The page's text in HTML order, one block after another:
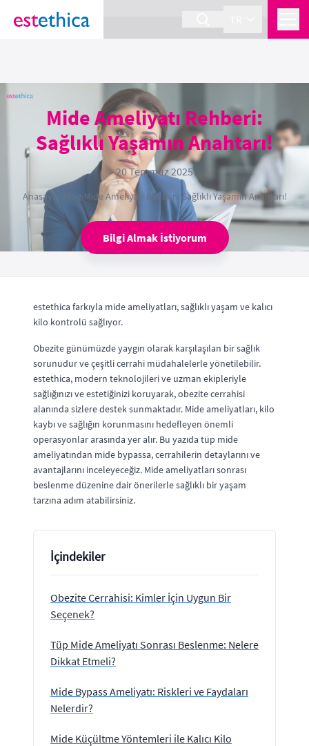
section Service {
Mide Ameliyatı Rehberi:
Sağlıklı Yaşamın Anahtarı!
20 Temmuz 2025
Anasayfa Blog Mide Ameliyatı Rehberi: Sağlıklı Yaşamın Anahtarı!
Bilgi Almak İstiyorum
estethica farkıyla mide ameliyatları, sağlıklı yaşam ve kalıcı
kilo kontrolü sağlıyor.
Obezite günümüzde yaygın olarak karşılaşılan bir sağlık
sorunudur ve çeşitli cerrahi müdahalelerle yönetilebilir.
estethica, modern teknolojileri ve uzman ekipleriyle
sağlığınızı ve estetiğinizi koruyarak, obezite cerrahisi
alanında sizlere destek sunmaktadır. Mide ameliyatları, kilo
kaybı ve sağlığın korunmasını hedefleyen önemli
operasyonlar arasında yer alır. Bu yazıda tüp mide
ameliyatından mide bypassa, cerrahilerin detaylarını ve
avantajlarını inceleyeceğiz. Mide ameliyatları sonrası
beslenme düzenine dair önerilerle sağlıklı bir yaşam
tarzına adım atabilirsiniz.
İçindekiler
Obezite Cerrahisi: Kimler İçin Uygun Bir
Seçenek?
Tüp Mide Ameliyatı Sonrası Beslenme: Nelere
Dikkat Etmeli?
Mide Bypass Ameliyatı: Riskleri ve Faydaları
Nelerdir?
Mide Küçültme Yöntemleri ile Kalıcı Kilo